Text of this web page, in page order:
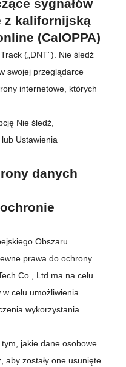
sygnałów
z kalifornijską
(CalOPPA)
(„DNT”). Nie śledź
swojej przeglądarce
internetowe, których
Nie śledź,
Ustawienia
danych
Obszaru
prawa do ochrony
Co., Ltd ma na celu
celu umożliwienia
wykorzystania
jakie dane osobowe
aby zostały one usunięte